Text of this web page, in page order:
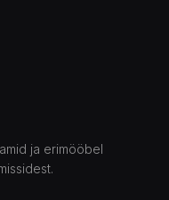
ja erimööbel